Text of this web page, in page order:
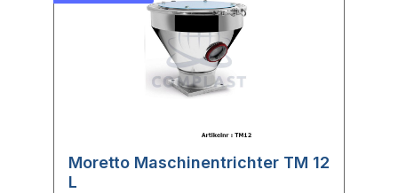
Moretto Maschinentrichter TM 12
L